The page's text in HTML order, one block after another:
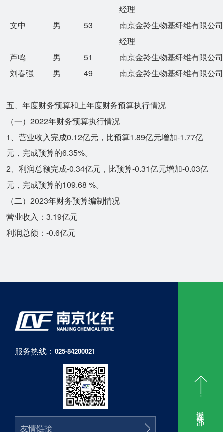
经理
文中
男 53
南京金羚生物基纤维有限公
经理
芦鸣
男 51
南京金羚生物基纤维有限公
刘春强
男 49 南京金羚生物基纤维有限公
五、年度财务预算和上年度财务预算执行情况
（一）2022年财务预算执行情况
1、营业收入完成0.12亿元，比预算1.89亿元增加-1.77亿
元，完成预算的6.35%。
2、利润总额完成-0.34亿元，比预算-0.31亿元增加-0.03亿
元，完成预算的109.68 %。
（二）2023年财务预算编制情况
营业收入：3.19亿元
利润总额：-0.6亿元
服务热线： 025-84200021
友情链接